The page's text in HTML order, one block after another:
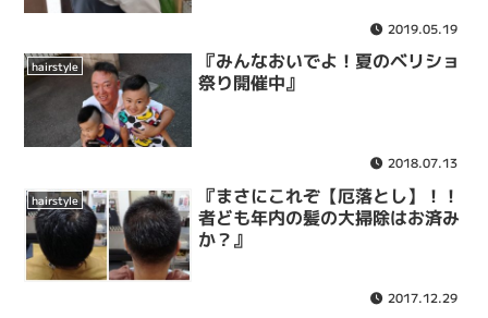
2019.05.19
hairstyle
『みんなおいでよ！夏のベリショ
祭り開催中』
2018.07.13
hairstyle
『まさにこれぞ【厄落とし】！！
者ども年内の髪の大掃除はお済み
か？』
2017.12.29